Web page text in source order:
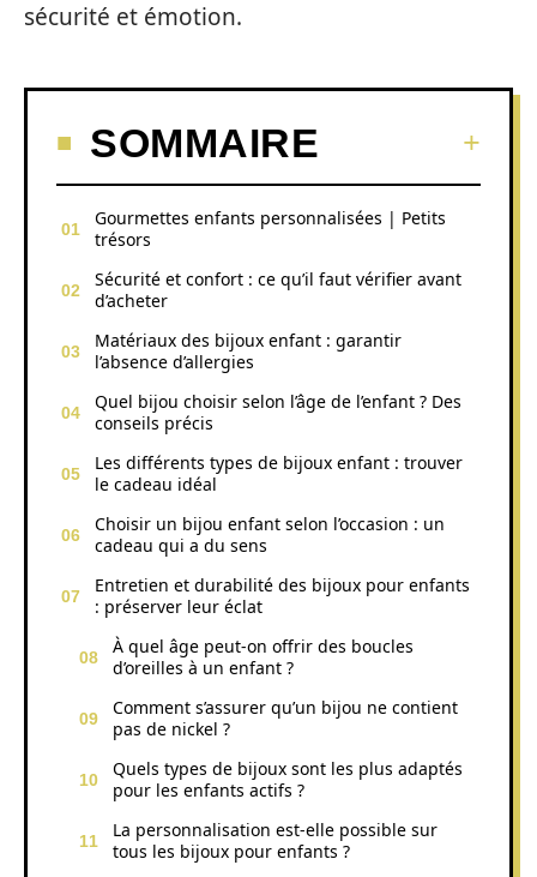
sécurité et émotion.
SOMMAIRE
Gourmettes enfants personnalisées | Petits
trésors
Sécurité et confort : ce qu’il faut vérifier avant
d’acheter
Matériaux des bijoux enfant : garantir
l’absence d’allergies
Quel bijou choisir selon l’âge de l’enfant ? Des
conseils précis
Les différents types de bijoux enfant : trouver
le cadeau idéal
Choisir un bijou enfant selon l’occasion : un
cadeau qui a du sens
Entretien et durabilité des bijoux pour enfants
: préserver leur éclat
À quel âge peut-on offrir des boucles
d’oreilles à un enfant ?
Comment s’assurer qu’un bijou ne contient
pas de nickel ?
Quels types de bijoux sont les plus adaptés
pour les enfants actifs ?
La personnalisation est-elle possible sur
tous les bijoux pour enfants ?